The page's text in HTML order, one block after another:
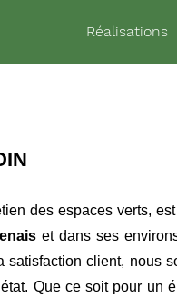
Réalisations
des espaces verts,
et dans ses
satisfaction client, nous
Que ce soit pour un